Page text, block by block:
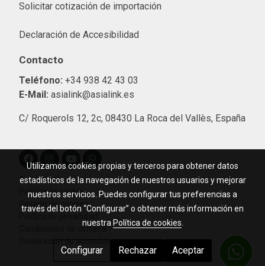
Solicitar cotización de importación
Declaración de Accesibilidad
Contacto
Teléfono: +34 938 42 43 03
E-Mail: asialink@asialink.es
C/ Roquerols 12, 2c, 08430 La Roca del Vallès, España
Aviso legal
Política de cookies
Gestión de cookies
Condiciones de compra
Utilizamos cookies propias y terceros para obtener datos
estadísticos de la navegación de nuestros usuarios y mejorar
nuestros servicios. Puedes configurar tus preferencias a
través del botón “Configurar” o obtener más información en
nuestra Política de cookies
Configurar Rechazar Aceptar